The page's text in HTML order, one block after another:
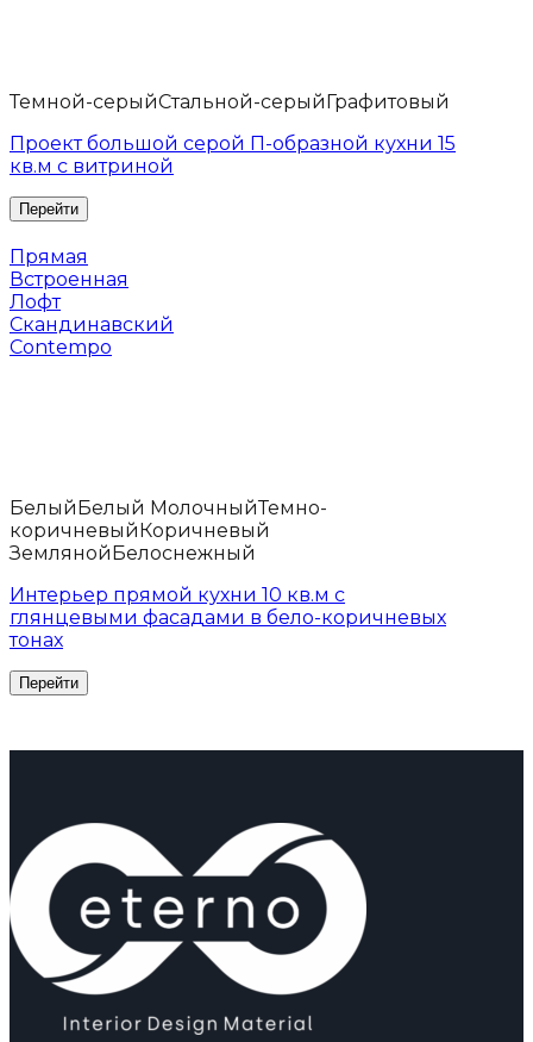
Темной-серыйСтальной-серыйГрафитовый
Проект большой серой П-образной кухни 15
кв.м с витриной
Прямая
Встроенная
Лофт
Скандинавский
Contempo
БелыйБелый МолочныйТемно-
коричневыйКоричневый
ЗемлянойБелоснежный
Интерьер прямой кухни 10 кв.м с
глянцевыми фасадами в бело-коричневых
тонах